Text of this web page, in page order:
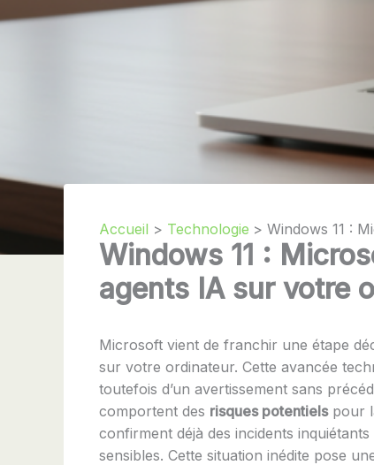
Accueil Technologie Windows 11 :
Windows 11 :
agents IA sur votre
Microsoft vient de franchir une étape
sur votre ordinateur. Cette avancée
toutefois d’un avertissement sans
comportent des risques potentielspour
confirment déjà des incidents
sensibles. Cette situation inédite pose